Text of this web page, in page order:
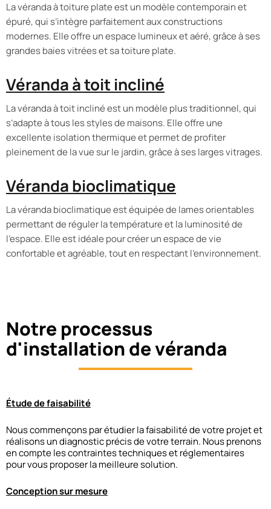
La véranda à toiture plate est un modèle contemporain et
épuré, qui s’intègre parfaitement aux constructions
modernes. Elle offre un espace lumineux et aéré, grâce à ses
grandes baies vitrées et sa toiture plate.
Véranda à toit incliné
La véranda à toit incliné est un modèle plus traditionnel, qui
s’adapte à tous les styles de maisons. Elle offre une
excellente isolation thermique et permet de profiter
pleinement de la vue sur le jardin, grâce à ses larges vitrages.
Véranda bioclimatique
La véranda bioclimatique est équipée de lames orientables
permettant de réguler la température et la luminosité de
l’espace. Elle est idéale pour créer un espace de vie
confortable et agréable, tout en respectant l’environnement.
Notre processus
d'installation de véranda
Étude de faisabilité
Nous commençons par étudier la faisabilité de votre projet et
réalisons un diagnostic précis de votre terrain. Nous prenons
en compte les contraintes techniques et réglementaires
pour vous proposer la meilleure solution.
Conception sur mesure